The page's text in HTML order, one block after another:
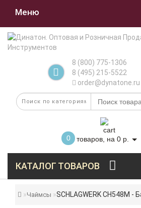
Меню
8 (800) 775-1306
8 (495) 215-5522
order@dynatone.ru
0 товаров, на 0 р.
КАТАЛОГ ТОВАРОВ
Чаймсы SCHLAGWERK CH548M -